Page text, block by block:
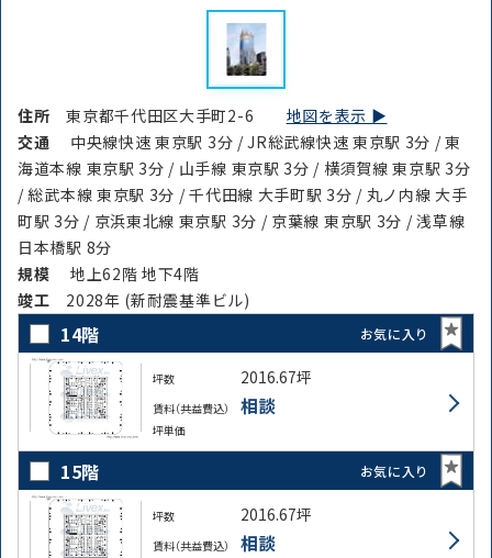
住所東京都千代田区大手町2-6 地図を表示 ▶︎
交通
中央線快速 東京駅 3分 / JR総武線快速 東京駅 3分 / 東
海道本線 東京駅 3分 / 山手線 東京駅 3分 / 横須賀線 東京駅 3分
/ 総武本線 東京駅 3分 / 千代田線 大手町駅 3分 / 丸ノ内線 大手
町駅 3分 / 京浜東北線 東京駅 3分 / 京葉線 東京駅 3分 / 浅草線
日本橋駅 8分
規模
地上62階 地下4階
竣⼯ 2028年 (新耐震基準ビル)
14階 お気に入り
坪数 2016.67坪
賃料（共益費込） 相談
坪単価
15階 お気に入り
坪数 2016.67坪
賃料（共益費込） 相談